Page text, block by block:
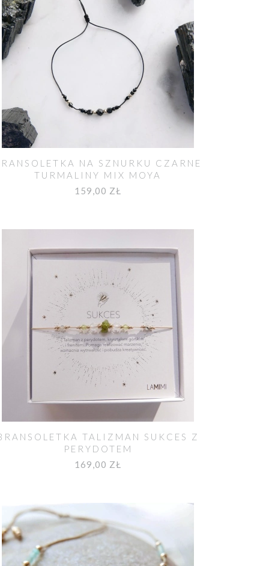
NA SZNURKU CZARNE
TURMALINY MIX MOYA
159,00 ZŁ
TALIZMAN SUKCES Z
PERYDOTEM
169,00 ZŁ